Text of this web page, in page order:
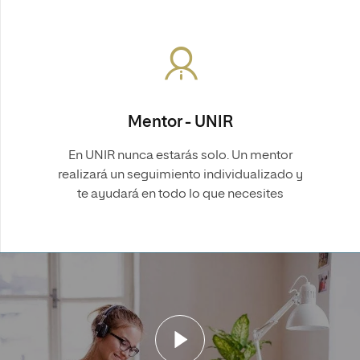
Mentor - UNIR
En UNIR nunca estarás solo. Un mentor
realizará un seguimiento individualizado y
te ayudará en todo lo que necesites